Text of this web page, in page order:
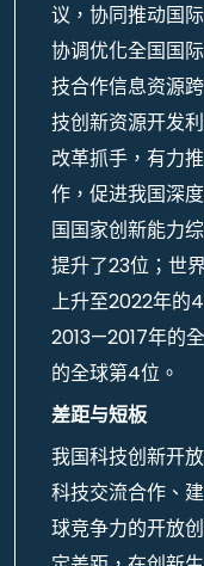
议，协同推动国
协调优化全国国
技合作信息资源
技创新资源开发
改革抓手，有力
作，促进我国深
国国家创新能力
提升了23位；世
上升至2022年的
2013—2017年的
的全球第4位。
差距与短板
我国科技创新开
科技交流合作、
球竞争力的开放